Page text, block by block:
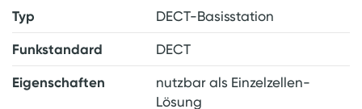
Typ DECT-Basisstation
Funkstandard DECT
Eigenschaften
nutzbar als Einzelzellen-
Lösung